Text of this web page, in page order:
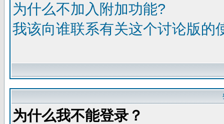
为什么不加入附加功能?
我该向谁联系有关这个讨论版的
为什么我不能登录？